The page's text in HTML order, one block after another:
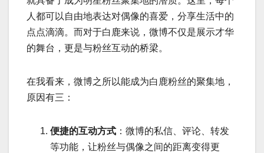
人都可以自由地表达对偶像的喜爱，分享生活中的
点点滴滴。而对于白鹿来说，微博不仅是展示才华
的舞台，更是与粉丝互动的桥梁。
在我看来，微博之所以能成为白鹿粉丝的聚集地，
原因有三：
便捷的互动方式 ：微博的私信、评论、转发
等功能，让粉丝与偶像之间的距离变得更